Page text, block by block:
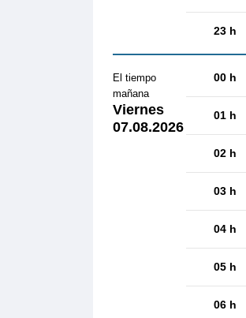
23 h
El tiempo
mañana
Viernes
07.08.2026
00 h
01 h
02 h
03 h
04 h
05 h
06 h